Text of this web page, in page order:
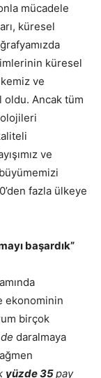
mücadele
küresel
küresel
ve
oldu. Ancak tüm
ve
fazla ülkeye
başardık”
ekonominin
birçok
daralmaya
yüzde 35pay